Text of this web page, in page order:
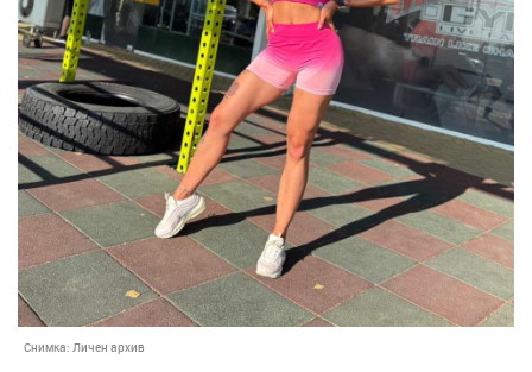
Снимка: Личен архив